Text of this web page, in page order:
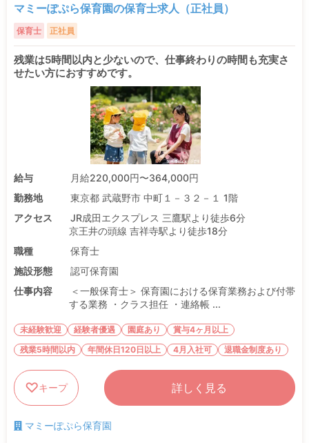
マミーぽぷら保育園の保育士求人（正社員）
保育士 正社員
残業は5時間以内と少ないので、仕事終わりの時間も充実さ
せたい方におすすめです。
給与
月給220,000円〜364,000円
勤務地
東京都 武蔵野市 中町１－３２－１ 1階
アクセス
JR成田エクスプレス 三鷹駅より徒歩6分
京王井の頭線 吉祥寺駅より徒歩18分
職種
保育士
施設形態
認可保育園
仕事内容
＜一般保育士＞ 保育園における保育業務および付帯
する業務 ・クラス担任 ・連絡帳 ...
未経験歓迎 経験者優遇 園庭あり
賞与4ヶ月以上
残業5時間以内
年間休日120日以上 4月入社可 退職金制度あり
キープ 詳しく見る
マミーぽぷら保育園